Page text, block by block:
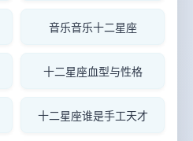
音乐音乐十二星座
十二星座血型与性格
十二星座谁是手工天才